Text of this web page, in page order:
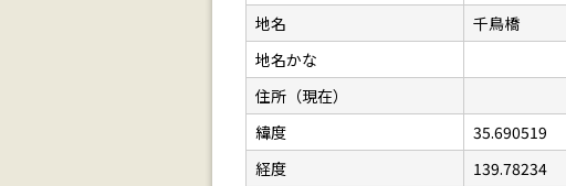
地名
千鳥橋
地名かな
住所（現在）
緯度
35.690519
経度
139.78234